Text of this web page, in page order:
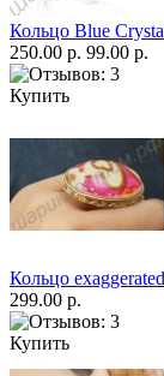
Кольцо Blue
250.00 р. 99.00 р.
Купить
Кольцо
299.00 р.
Купить